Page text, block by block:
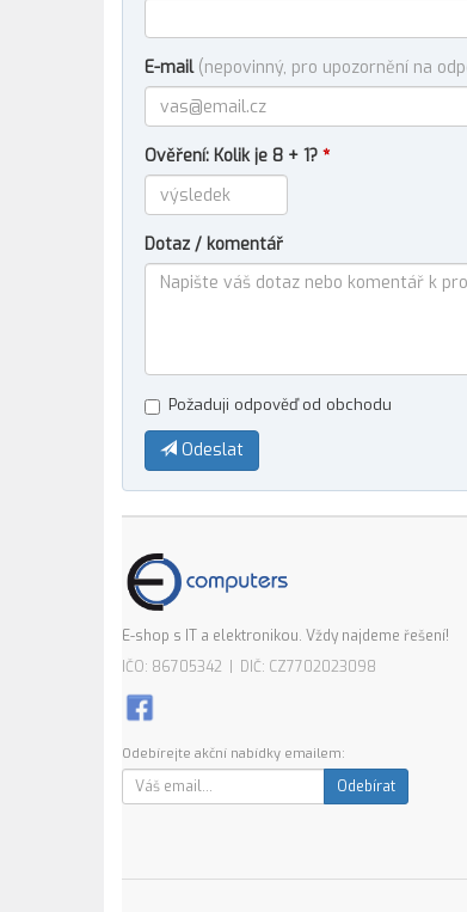
E-mail (nepovinný, pro upozornění na
Ověření: Kolik je 8 + 1? *
Dotaz / komentář
Požaduji odpověď od obchodu
Odeslat
E-shop s IT a elektronikou. Vždy najdeme řešení!
IČO: 86705342 | DIČ: CZ7702023098
Odebírejte akční nabídky emailem:
Odebírat